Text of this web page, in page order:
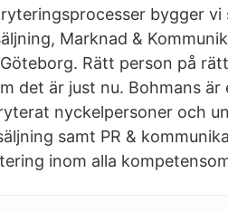
bygger vi
Marknad &
Rätt person på
det är just nu. Bohmans är
nyckelpersoner och
samt PR &
inom alla